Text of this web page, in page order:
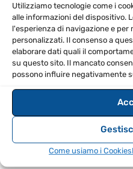
Utilizziamo tecnologie come i
alle informazioni del dispositivo.
l'esperienza di navigazione e
personalizzati. Il consenso a
elaborare dati quali il
su questo sito. Il mancato
possono influire negativamente
Come usiamo i Cookies
CONSIGLI D’USO
Utilizzare la cover
i diffusori da urti e graffi.
Pulire la cover con un
tessuto in buone
Riporre la cover in un
Verificare
per assicurarsi che